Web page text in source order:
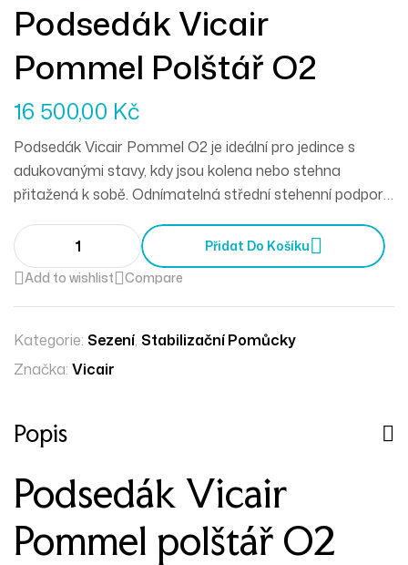
Podsedák Vicair
Pommel Polštář O2
16 500,00 Kč
Podsedák Vicair Pommel O2 je ideální pro jedince s
adukovanými stavy, kdy jsou kolena nebo stehna
přitažená k sobě. Odnímatelná střední stehenní podpora
uvolňuje oblast tlaku, který by normálně mohl způsobit
bolest.
Přidat Do Košíku
Add to wishlist
Compare
Kategorie: Sezení, Stabilizační Pomůcky
Značka: Vicair
Popis
Podsedák Vicair
Pommel polštář O2